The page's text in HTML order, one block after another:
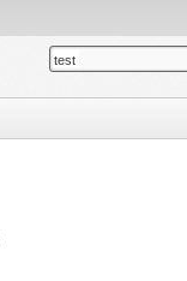
test